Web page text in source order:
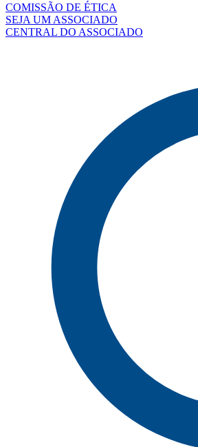
COMISSÃO DE ÉTICA
SEJA UM ASSOCIADO
CENTRAL DO ASSOCIADO